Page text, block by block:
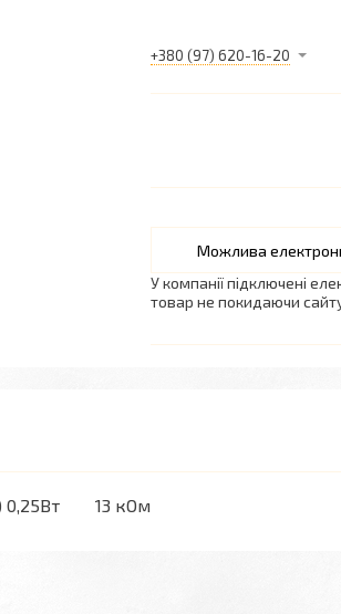
+380 (97) 620-16-20
У компанії підключені
товар не покидаючи
0,25Вт 13 кОм